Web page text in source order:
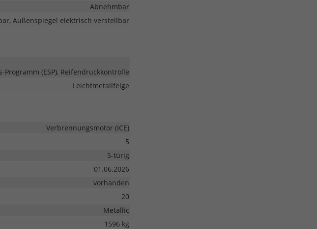
Abnehmbar
Außenspiegel elektrisch verstellbar
(ESP), Reifendruckkontrolle
Leichtmetallfelge
Verbrennungsmotor (ICE)
5
5-türig
01.06.2026
vorhanden
20
Metallic
1596 kg